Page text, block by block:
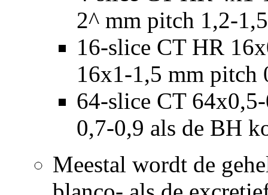
2^ mm pitch 1,2-
16-slice CT HR
16x1-1,5 mm pitch
64-slice CT
0,7-0,9 als de BH
Meestal wordt de